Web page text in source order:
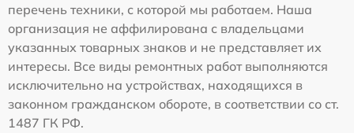
перечень техники, с которой мы работаем. Наша
организация не аффилирована с владельцами
указанных товарных знаков и не представляет их
интересы. Все виды ремонтных работ выполняются
исключительно на устройствах, находящихся в
законном гражданском обороте, в соответствии со ст.
1487 ГК РФ.